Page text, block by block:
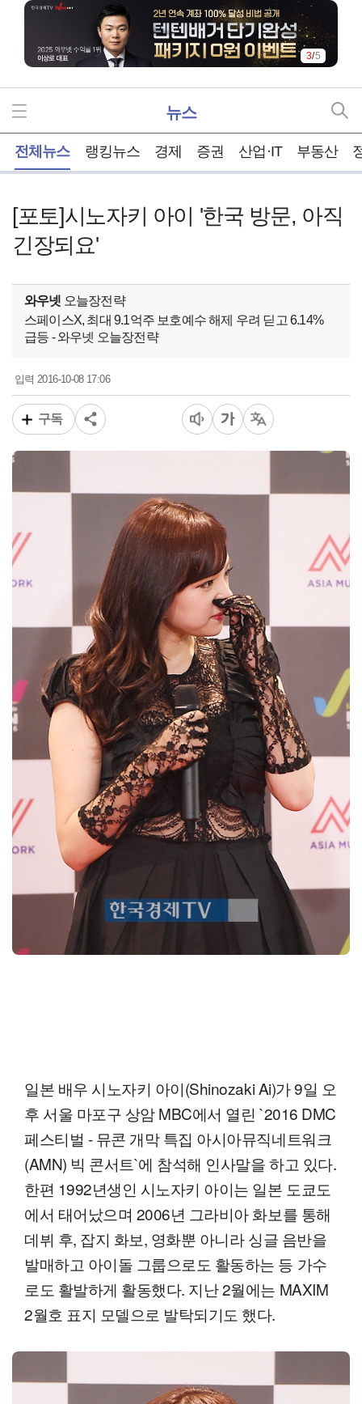
3/5
뉴스
전체뉴스 랭킹뉴스 경제 증권 산업·IT 부동산
[포토]시노자키 아이 '한국 방문, 아직
긴장되요'
와우넷 오늘장전략
스페이스X, 최대 9.1억주 보호예수 해제 우려 딛고 6.14%
급등 - 와우넷 오늘장전략
입력2016-10-08 17:06
구독
일본 배우 시노자키 아이(Shinozaki Ai)가 9일 오
후 서울 마포구 상암 MBC에서 열린 `2016 DMC
페스티벌 - 뮤콘 개막 특집 아시아뮤직네트워크
(AMN) 빅 콘서트`에 참석해 인사말을 하고 있다.
한편 1992년생인 시노자키 아이는 일본 도쿄도
에서 태어났으며 2006년 그라비아 화보를 통해
데뷔 후, 잡지 화보, 영화뿐 아니라 싱글 음반을
발매하고 아이돌 그룹으로도 활동하는 등 가수
로도 활발하게 활동했다. 지난 2월에는 MAXIM
2월호 표지 모델으로 발탁되기도 했다.